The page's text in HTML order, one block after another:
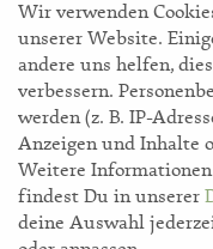
storl.de
Akademie
Wir verwenden
unserer Website.
andere uns helfen,
verbessern.
werden (z. B. IP-
Anzeigen und Inhalte
Weitere
findest Du in unserer
deine Auswahl